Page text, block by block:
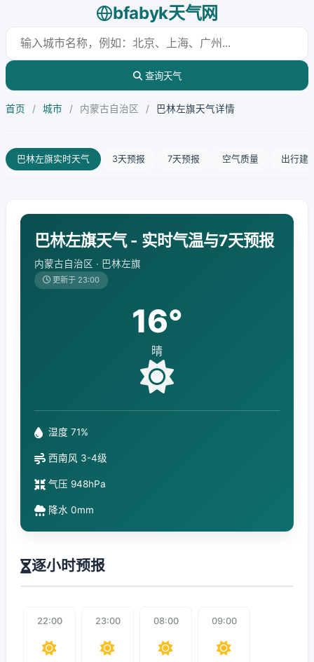
bfabyk天气网
查询天气
首页 / 城市 / 内蒙古自治区 / 巴林左旗天气详情
巴林左旗实时天气 3天预报 7天预报 空气质量 出行建
巴林左旗天气 - 实时气温与7天预报
内蒙古自治区 · 巴林左旗
更新于 23:00
16°
晴
湿度 71%
西南风 3-4级
气压 948hPa
降水 0mm
逐小时预报
22:00 23:00 08:00 09:00